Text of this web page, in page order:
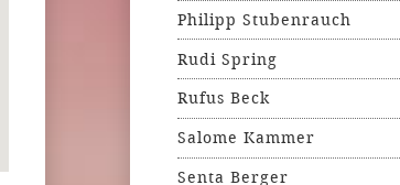
Philipp Stubenrauch
Rudi Spring
Rufus Beck
Salome Kammer
Senta Berger